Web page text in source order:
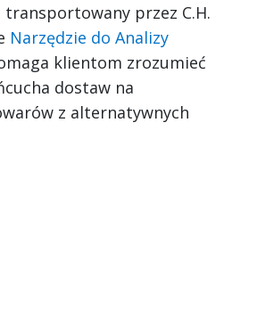
transportowany przez C.H.
Narzędzie do Analizy
klientom zrozumieć
dostaw na
z alternatywnych